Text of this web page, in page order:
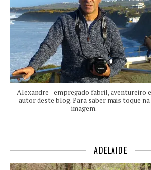
Alexandre - empregado fabril, aventureiro e
autor deste blog. Para saber mais toque na
imagem.
ADELAIDE